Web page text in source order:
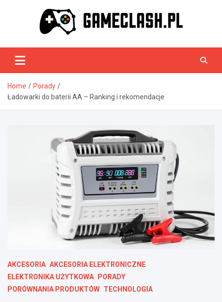
GameClash.pl
Home
Porady
Ładowarki do baterii AA – Ranking i rekomendacje
AKCESORIA AKCESORIA ELEKTRONICZNE
ELEKTRONIKA UŻYTKOWA
PORADY
PORÓWNANIA PRODUKTÓW TECHNOLOGIA